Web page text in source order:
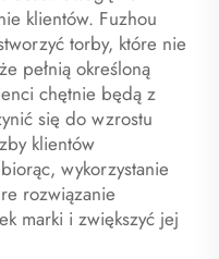
klientów. Fuzhou
torby, które nie
pełnią określoną
chętnie będą z
się do wzrostu
klientów
wykorzystanie
rozwiązanie
marki i zwiększyć jej